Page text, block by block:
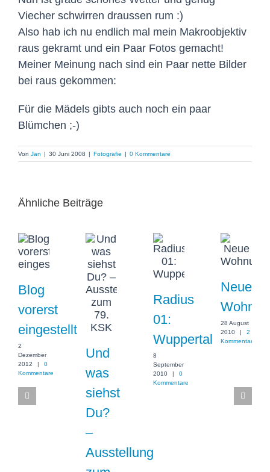
Viecher schwirren draussen rum :)
Also hab ich nu endlich mal mein Makroobjektiv
raus gekramt und ein Paar Fotos gemacht!
Meiner Meinung nach sind ein Paar nette Bilder
bei raus gekommen:
Für die Mädels gibts auch noch ein paar
Blümchen ;-)
Von Jan | 30 Juni 2008 | Fotografie | 0 Kommentare
Ähnliche Beiträge
Blog
vorerst
eingestellt
2
Dezember
2012
|
0
Kommentare
Und
was
siehst
Du?
–
Ausstellung
Radius
01:
Wuppertal
8
September
2010
|
0
Kommentare
Neue
28 August
2010
|
2
Kommentare